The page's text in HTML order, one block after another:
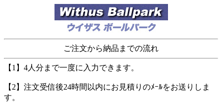
ご注文から納品までの流れ
【1】4人分まで一度に入力できます。
【2】注文受信後24時間以内にお見積りのﾒｰﾙをお送りしま
す。